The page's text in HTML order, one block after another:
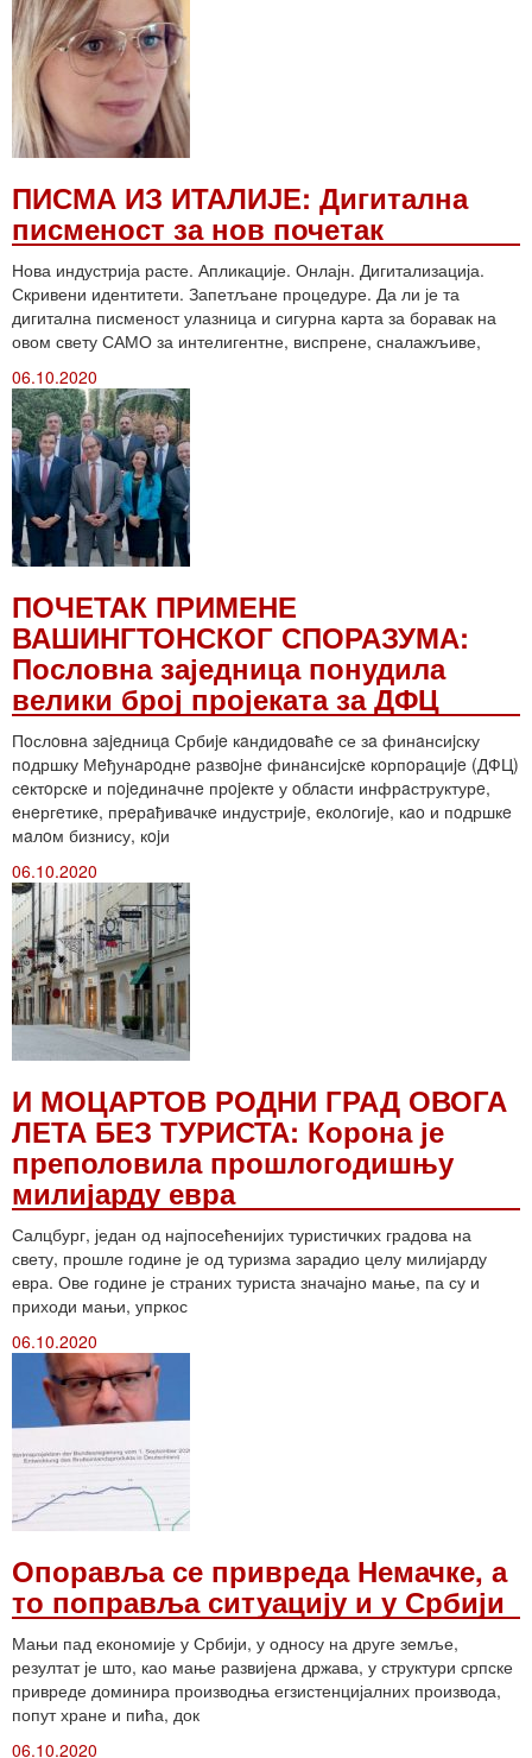
ПИСМА ИЗ ИТАЛИЈЕ: Дигитална
писменост за нов почетак
Нова индустрија расте. Апликације. Онлајн. Дигитализација.
Скривени идентитети. Запетљане процедуре. Да ли је та
дигитална писменост улазница и сигурна карта за боравак на
овом свету САМО за интелигентне, виспрене, сналажљиве,
06.10.2020
ПОЧЕТАК ПРИМЕНЕ
ВАШИНГТОНСКОГ СПОРАЗУМА:
Пословна заједница понудила
велики број пројеката за ДФЦ
Пoслoвнa зajeдницa Србиje кaндидoвaћe се зa финaнсиjску
пoдршку Мeђунaрoднe рaзвojнe финaнсиjскe кoрпoрaциje (ДФЦ)
сeктoрскe и пojeдинaчнe прojeктe у oблaсти инфрaструктурe,
eнeргeтикe, прeрaђивaчкe индустриje, eкoлoгиje, кao и пoдршкe
мaлoм бизнису, кojи
06.10.2020
И МОЦАРТОВ РОДНИ ГРАД ОВОГА
ЛЕТА БЕЗ ТУРИСТА: Корона је
преполовила прошлогодишњу
милијарду евра
Салцбург, један од најпосећенијих туристичких градова на
свету, прошле године је од туризма зарадио целу милијарду
евра. Ове године је страних туриста значајно мање, па су и
приходи мањи, упркос
06.10.2020
Опоравља се привреда Немачке, а
то поправља ситуацију и у Србији
Мањи пад економије у Србији, у односу на друге земље,
резултат је што, као мање развијена држава, у структури српске
привреде доминира производња егзистенцијалних производа,
попут хране и пића, док
06.10.2020